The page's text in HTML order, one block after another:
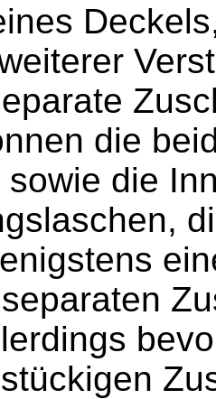
die
die